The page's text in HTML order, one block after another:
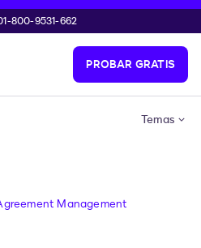
800-9531-662
PROBAR GRATIS
Temas
Management